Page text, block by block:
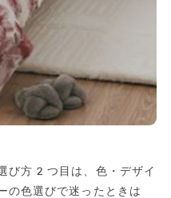
び方2つ目は、色・デザイ
の色選びで迷ったときは